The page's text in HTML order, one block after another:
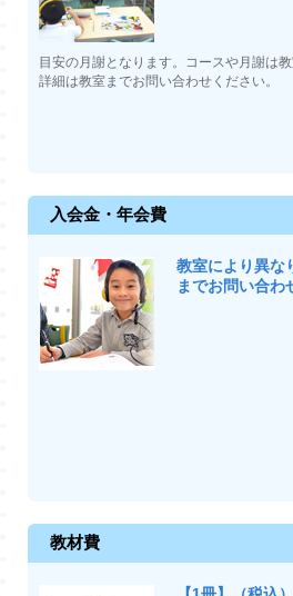
目安の月謝となります。コースや月謝は
詳細は教室までお問い合わせください。
入会金・年会費
教室により異な
までお問い合わ
教材費